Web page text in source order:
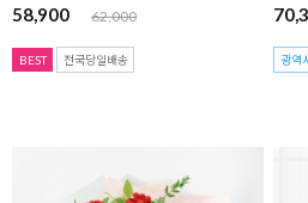
58,900 62,000
BEST 전국당일배송 광역